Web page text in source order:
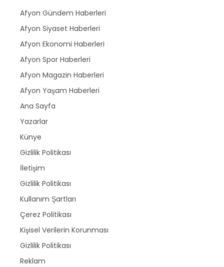
Afyon Gündem Haberleri
Afyon Siyaset Haberleri
Afyon Ekonomi Haberleri
Afyon Spor Haberleri
Afyon Magazin Haberleri
Afyon Yaşam Haberleri
Ana Sayfa
Yazarlar
Künye
Gizlilik Politikası
İletişim
Gizlilik Politikası
Kullanım Şartları
Çerez Politikası
Kişisel Verilerin Korunması
Gizlilik Politikası
Reklam